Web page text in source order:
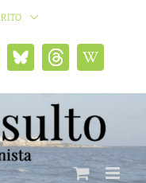
Bluesky
social
ThreadsWikipedia